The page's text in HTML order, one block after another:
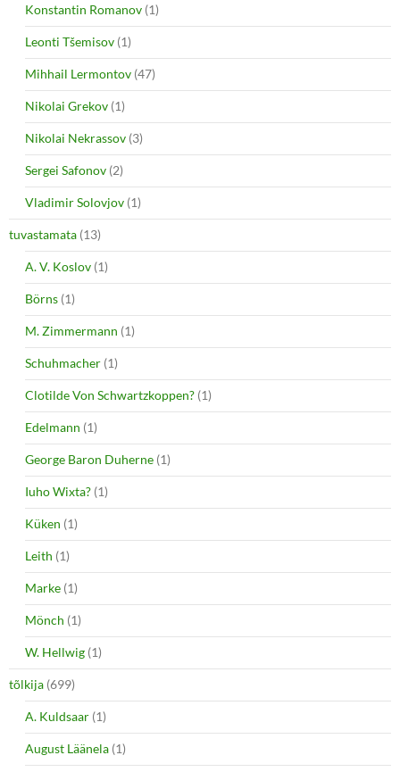
Konstantin Romanov (1)
Leonti Tšemisov (1)
Mihhail Lermontov (47)
Nikolai Grekov (1)
Nikolai Nekrassov (3)
Sergei Safonov (2)
Vladimir Solovjov (1)
tuvastamata (13)
A. V. Koslov (1)
Börns (1)
M. Zimmermann (1)
Schuhmacher (1)
Clotilde Von Schwartzkoppen? (1)
Edelmann (1)
George Baron Duherne (1)
Iuho Wixta? (1)
Küken (1)
Leith (1)
Marke (1)
Mönch (1)
W. Hellwig (1)
tõlkija (699)
A. Kuldsaar (1)
August Läänela (1)